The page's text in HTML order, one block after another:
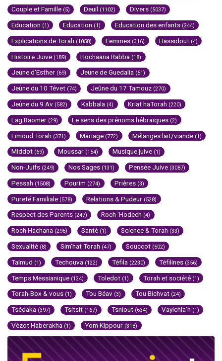
Couple et Famille (5) Deuil (1102) Divers (5037)
Education (1) Education (1) Education des enfants (244)
Explications de Torah (1058) Femmes (316) Hassidout (4)
Histoire Juive (189) Hochaana Rabba (18)
Jeûne d'Esther (69) Jeûne de Guedalia (51)
Jeûne du 10 Tévet (74) Jeûne du 17 Tamouz (270)
Jeûne du 9 Av (582) Kabbala (4) Kriat haTorah (220)
Lag Baomer (29) Le sens des prénoms hébraïques (2)
Limoud Torah (371) Mariage (772) Mélanges lait/viande (1)
Middot (69) Moussar (154) Musique juive (1)
Non-Juifs (249) Nos Sages (131) Pensée Juive (3087)
Pessah (1508) Pourim (274) Prières (3)
Pureté Familiale (578) Relations & Pudeur (528)
Respect des Parents (247) Roch 'Hodech (4)
Roch Hachana (296) Santé (1) Science & Torah (33)
Sexualité (8) Sim'hat Torah (47) Souccot (502)
Talmud (1) Techouva (122) Téfila (2230) Téfilines (356)
Temps Messianique (124) Toledot (1) Torah et société (1)
Torah-Box & vous (1) Tou Béav (3) Tou Bichvat (24)
Tsédaka (397) Tsitsit (167) Tsniout (634) Vayichla'h (1)
Vézot Haberakha (1) Yom Kippour (318)